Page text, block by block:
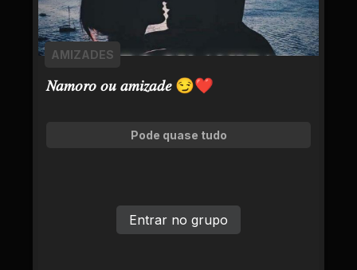
𝑁𝑎𝑚𝑜𝑟𝑜 𝑜𝑢 𝑎𝑚𝑖𝑧𝑎𝑑𝑒 😏❤
AMIZADES
Pode quase tudo
Entrar no grupo